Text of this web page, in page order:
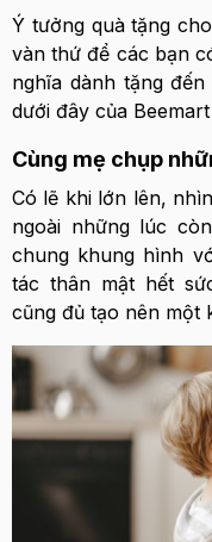
Ý tưởng quà tặng
vàn thứ để các bạn
nghĩa dành tặng
dưới đây của
Cùng mẹ chụp
Có lẽ khi lớn lên,
ngoài những lúc
chung khung hình
tác thân mật hết
cũng đủ tạo nên một